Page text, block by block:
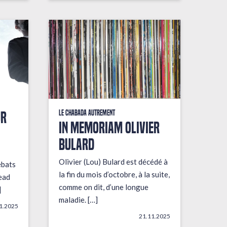
Le Chabada autrement
In Memoriam Olivier
Bulard
Olivier (Lou) Bulard est décédé à
la fin du mois d’octobre, à la suite,
comme on dit, d’une longue
maladie. […]
21.11.2025